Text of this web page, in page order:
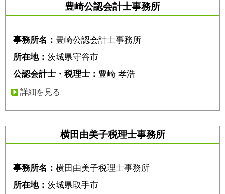
豊崎公認会計士事務所
事務所名： 豊崎公認会計士事務所
所在地： 茨城県守谷市
公認会計士・税理士： 豊崎 孝浩
詳細を見る
横田由美子税理士事務所
事務所名： 横田由美子税理士事務所
所在地： 茨城県取手市